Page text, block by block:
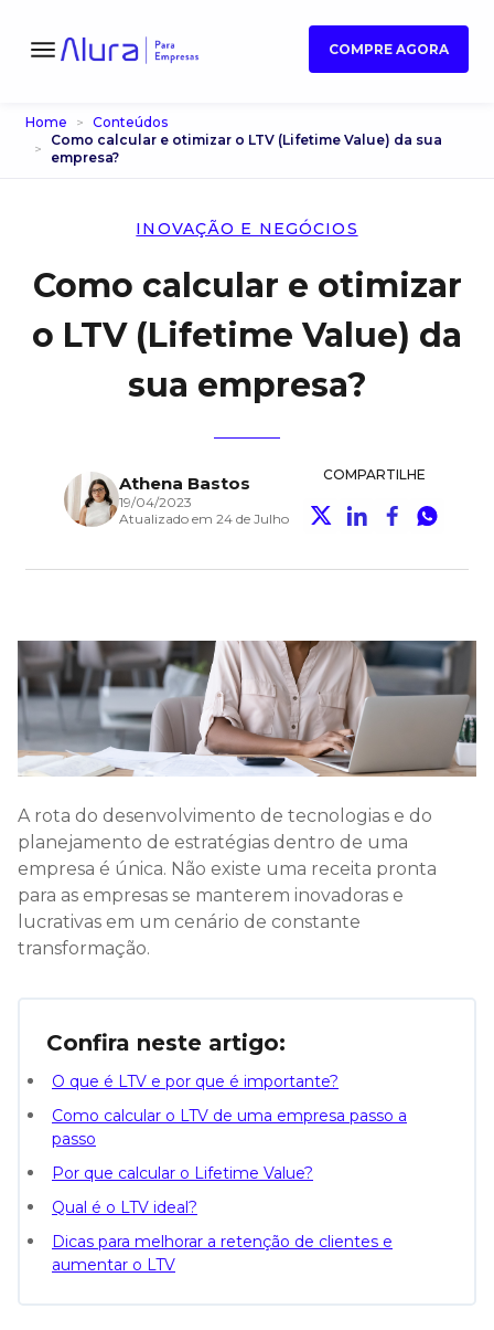
COMPRE AGORA
Home
Conteúdos
Como calcular e otimizar o LTV (Lifetime Value) da sua
empresa?
INOVAÇÃO E NEGÓCIOS
Como calcular e otimizar
o LTV (Lifetime Value) da
sua empresa?
Athena Bastos
19/04/2023
Atualizado em 24 de Julho
COMPARTILHE
A rota do desenvolvimento de tecnologias e do
planejamento de estratégias dentro de uma
empresa é única. Não existe uma receita pronta
para as empresas se manterem inovadoras e
lucrativas em um cenário de constante
transformação.
Confira neste artigo:
O que é LTV e por que é importante?
Como calcular o LTV de uma empresa passo a
passo
Por que calcular o Lifetime Value?
Qual é o LTV ideal?
Dicas para melhorar a retenção de clientes e
aumentar o LTV